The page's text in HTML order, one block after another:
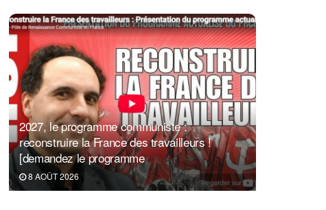
2027, le programme communiste :
reconstruire la France des travailleurs !
[demandez le programme
8 AOÛT 2026